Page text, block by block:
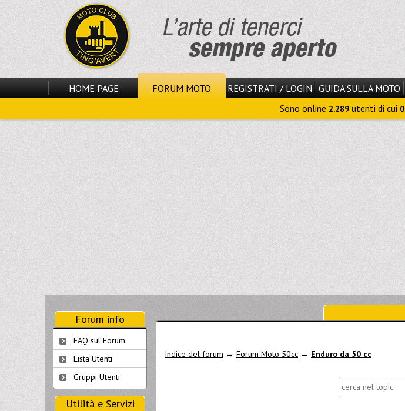
HOME PAGE FORUM MOTO REGISTRATI / LOGIN GUIDA SULLA MOTO
Sono online 2.289 utenti di cui 0
Indice del forum → Forum Moto 50cc → Enduro da 50 cc
Forum info
FAQ sul Forum
Lista Utenti
Gruppi Utenti
Utilità e Servizi